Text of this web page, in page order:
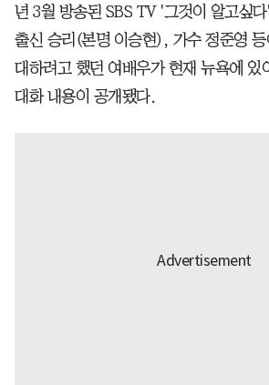
년 3월 방송된 SBS TV '그것이 알고싶
출신 승리(본명 이승현), 가수 정준영
대하려고 했던 여배우가 현재 뉴욕에 있
대화 내용이 공개됐다.